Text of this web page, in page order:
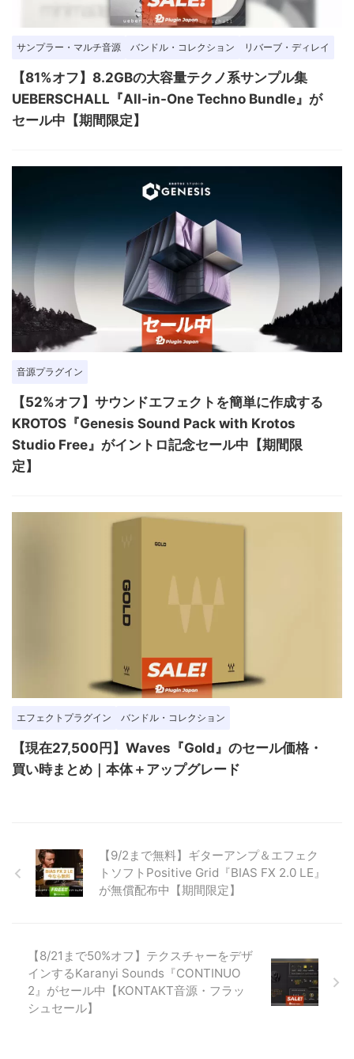
サンプラー・マルチ音源 バンドル・コレクション リバーブ・ディレイ
【81%オフ】8.2GBの大容量テクノ系サンプル集
UEBERSCHALL『All-in-One Techno Bundle』が
セール中【期間限定】
音源プラグイン
【52%オフ】サウンドエフェクトを簡単に作成する
KROTOS『Genesis Sound Pack with Krotos
Studio Free』がイントロ記念セール中【期間限
定】
エフェクトプラグイン バンドル・コレクション
【現在27,500円】Waves『Gold』のセール価格・
買い時まとめ｜本体＋アップグレード
【9/2まで無料】ギターアンプ＆エフェク
トソフトPositive Grid『BIAS FX 2.0 LE』
が無償配布中【期間限定】
【8/21まで50%オフ】テクスチャーをデザ
インするKaranyi Sounds『CONTINUO
2』がセール中【KONTAKT音源・フラッ
シュセール】